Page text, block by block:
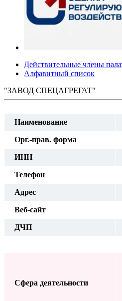
Действительные члены
Алфавитный список
"ЗАВОД СПЕЦАГРЕГАТ"
Наименование
Орг.-прав. форма
ИНН
Телефон
Адрес
Веб-сайт
ДЧП
Сфера деятельности